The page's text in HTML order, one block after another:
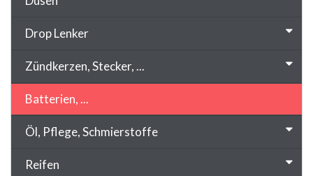
Drop Lenker
Zündkerzen, Stecker, ...
Batterien, ...
Öl, Pflege, Schmierstoffe
Reifen